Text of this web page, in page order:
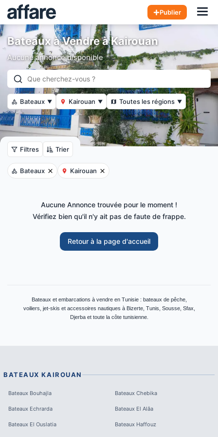
Publier
Bateaux à Vendre à Kairouan
Aucune annonce disponible
Bateaux ▼ Kairouan ▼ Toutes les régions ▼
Filtres Trier
Bateaux Kairouan
Aucune Annonce trouvée pour le moment !
Vérifiez bien qu'il n'y ait pas de faute de frappe.
Retour à la page d'accueil
Bateaux et embarcations à vendre en Tunisie : bateaux de pêche,
voiliers, jet-skis et accessoires nautiques à Bizerte, Tunis, Sousse, Sfax,
Djerba et toute la côte tunisienne.
BATEAUX KAIROUAN
Bateaux Bouhajla Bateaux Chebika
Bateaux Echrarda Bateaux El Alâa
Bateaux El Ouslatia Bateaux Haffouz